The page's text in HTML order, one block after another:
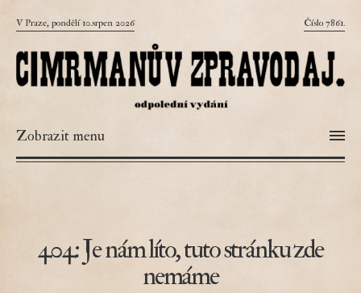
V Praze, pondělí 10.srpen 2026 Číslo 7861.
Zobrazit menu
404: Je nám líto, tuto stránku zde
nemáme